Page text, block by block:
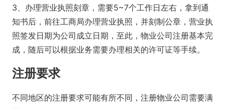
3、办理营业执照刻章，需要5~7个工作日左右，拿到通
知书后，前往工商局办理营业执照，并刻制公章，营业执
照签发日期为公司成立日期，至此，物业公司注册基本完
成，随后可以根据业务需要办理相关的许可证等手续。
注册要求
不同地区的注册要求可能有所不同，注册物业公司需要满